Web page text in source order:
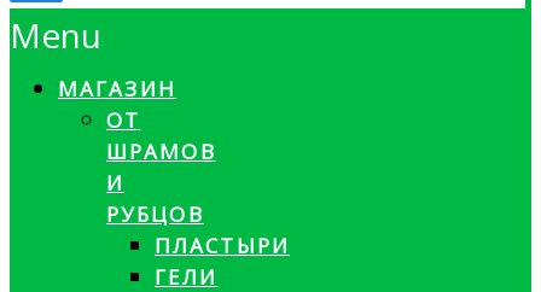
Menu
МАГАЗИН
ОТ
ШРАМОВ
И
РУБЦОВ
ПЛАСТЫРИ
ГЕЛИ